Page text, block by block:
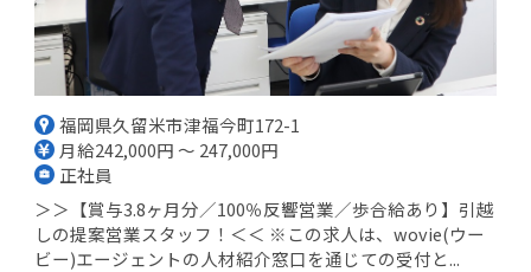
福岡県久留米市津福今町172-1
月給242,000円 ～ 247,000円
正社員
＞＞【賞与3.8ヶ月分／100％反響営業／歩合給あり】引越
しの提案営業スタッフ！＜＜ ※この求人は、wovie(ウー
ビー)エージェントの人材紹介窓口を通じての受付と...